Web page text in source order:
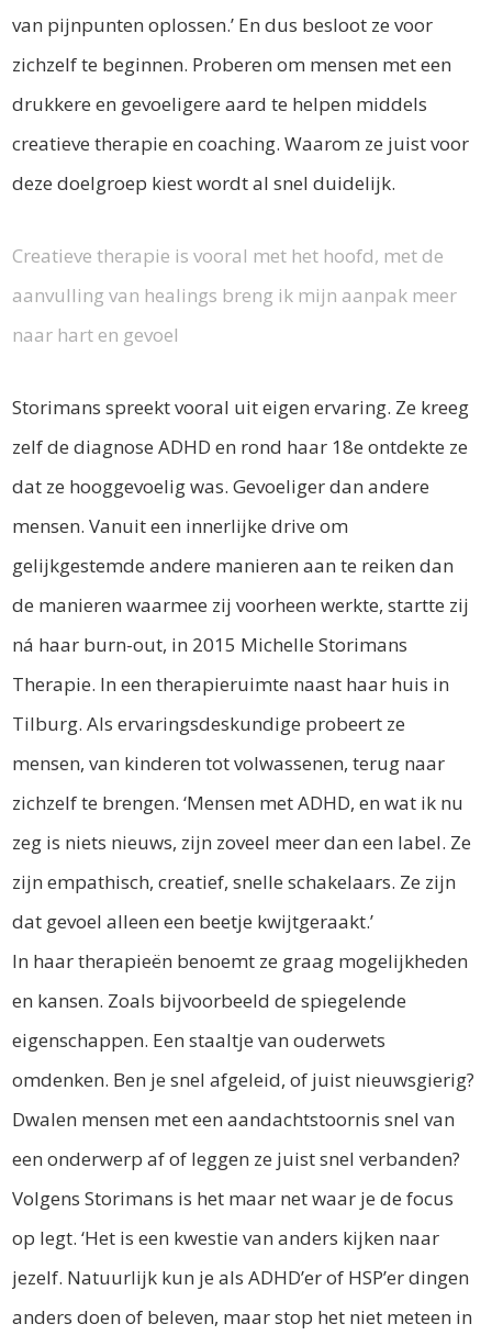
van pijnpunten oplossen.’ En dus besloot ze voor
zichzelf te beginnen. Proberen om mensen met een
drukkere en gevoeligere aard te helpen middels
creatieve therapie en coaching. Waarom ze juist voor
deze doelgroep kiest wordt al snel duidelijk.
Creatieve therapie is vooral met het hoofd, met de
aanvulling van healings breng ik mijn aanpak meer
naar hart en gevoel
Storimans spreekt vooral uit eigen ervaring. Ze kreeg
zelf de diagnose ADHD en rond haar 18e ontdekte ze
dat ze hooggevoelig was. Gevoeliger dan andere
mensen. Vanuit een innerlijke drive om
gelijkgestemde andere manieren aan te reiken dan
de manieren waarmee zij voorheen werkte, startte zij
ná haar burn-out, in 2015 Michelle Storimans
Therapie. In een therapieruimte naast haar huis in
Tilburg. Als ervaringsdeskundige probeert ze
mensen, van kinderen tot volwassenen, terug naar
zichzelf te brengen. ‘Mensen met ADHD, en wat ik nu
zeg is niets nieuws, zijn zoveel meer dan een label. Ze
zijn empathisch, creatief, snelle schakelaars. Ze zijn
dat gevoel alleen een beetje kwijtgeraakt.’
In haar therapieën benoemt ze graag mogelijkheden
en kansen. Zoals bijvoorbeeld de spiegelende
eigenschappen. Een staaltje van ouderwets
omdenken. Ben je snel afgeleid, of juist nieuwsgierig?
Dwalen mensen met een aandachtstoornis snel van
een onderwerp af of leggen ze juist snel verbanden?
Volgens Storimans is het maar net waar je de focus
op legt. ‘Het is een kwestie van anders kijken naar
jezelf. Natuurlijk kun je als ADHD’er of HSP’er dingen
anders doen of beleven, maar stop het niet meteen in